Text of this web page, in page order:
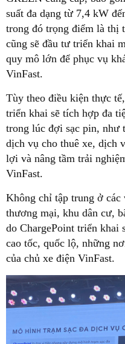
suất đa dạng từ 7,4 kW
trong đó trọng điểm là thị
cũng sẽ đầu tư triển khai
quy mô lớn để phục vụ
VinFast.
Tùy theo điều kiện thực
triển khai sẽ tích hợp đa
trong lúc đợi sạc pin, như
dịch vụ cho thuê xe, dịch
lợi và nâng tầm trải
VinFast.
Không chỉ tập trung ở
thương mại, khu dân cư,
do ChargePoint triển khai
cao tốc, quốc lộ, những
của chủ xe điện VinFast.